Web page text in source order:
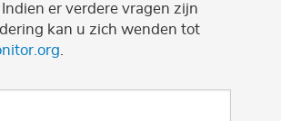
er verdere vragen zijn
kan u zich wenden tot